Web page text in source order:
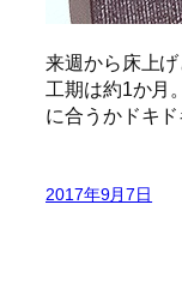
来週から床上
工期は約1か月
に合うかドキ
2017年9月7日